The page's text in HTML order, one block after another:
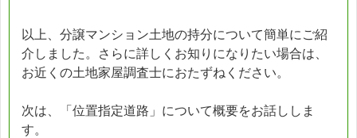
以上、分譲マンション土地の持分について簡単にご紹
介しました。さらに詳しくお知りになりたい場合は、
お近くの土地家屋調査士におたずねください。
次は、「位置指定道路」について概要をお話ししま
す。